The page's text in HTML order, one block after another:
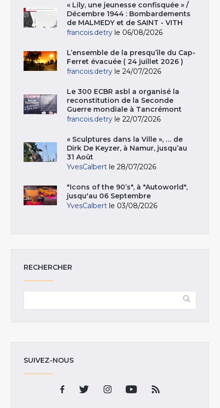
« Lily, une jeunesse confisquée » /
Décembre 1944 : Bombardements
de MALMEDY et de SAINT - VITH
francois.detry le 06/08/2026
L’ensemble de la presqu’île du Cap-
Ferret évacuée ( 24 juillet 2026 )
francois.detry le 24/07/2026
Le 300 ECBR asbl a organisé la
reconstitution de la Seconde
Guerre mondiale à Tancrémont
francois.detry le 22/07/2026
« Sculptures dans la Ville », … de
Dirk De Keyzer, à Namur, jusqu’au
31 Août
YvesCalbert le 28/07/2026
"Icons of the 90’s", à "Autoworld",
jusqu'au 06 Septembre
YvesCalbert le 03/08/2026
RECHERCHER
SUIVEZ-NOUS